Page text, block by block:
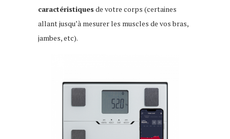
caractéristiques de votre corps (certaines
allant jusqu’à mesurer les muscles de vos bras,
jambes, etc).